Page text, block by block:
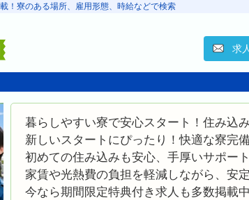
！寮のある場所、雇用形態、時給などで検索
求
暮らしやすい寮で安心スタート！住み込
新しいスタートにぴったり！快適な寮完
初めての住み込みも安心、手厚いサポー
家賃や光熱費の負担を軽減しながら、安
今なら期間限定特典付き求人も多数掲載中